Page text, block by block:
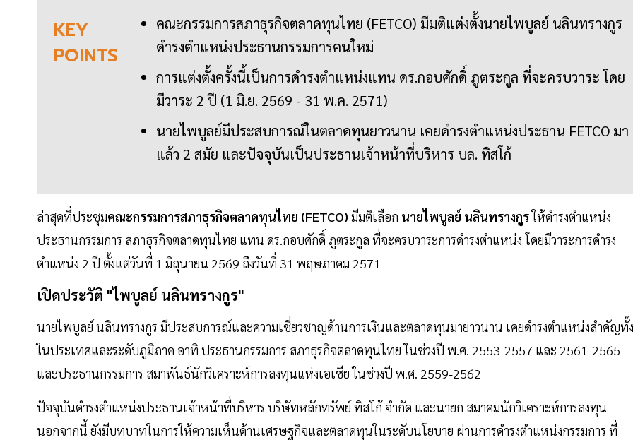
KEY
POINTS
คณะกรรมการสภาธุรกิจตลาดทุนไทย (FETCO) มีมติแต่งตั้งนายไพบูลย์ นลินทรางกูร
ดำรงตำแหน่งประธานกรรมการคนใหม่
การแต่งตั้งครั้งนี้เป็นการดำรงตำแหน่งแทน ดร.กอบศักดิ์ ภูตระกูล ที่จะครบวาระ โดย
มีวาระ 2 ปี (1 มิ.ย. 2569 - 31 พ.ค. 2571)
นายไพบูลย์มีประสบการณ์ในตลาดทุนยาวนาน เคยดำรงตำแหน่งประธาน FETCO มา
แล้ว 2 สมัย และปัจจุบันเป็นประธานเจ้าหน้าที่บริหาร บล. ทิสโก้
ล่าสุดที่ประชุมคณะกรรมการสภาธุรกิจตลาดทุนไทย (FETCO) มีมติเลือก นายไพบูลย์ นลินทรางกูรให้ดำรงตำแหน่ง
ประธานกรรมการ สภาธุรกิจตลาดทุนไทย แทน ดร.กอบศักดิ์ ภูตระกูล ที่จะครบวาระการดำรงตำแหน่ง โดยมีวาระการดำรง
ตำแหน่ง 2 ปี ตั้งแต่วันที่ 1 มิถุนายน 2569 ถึงวันที่ 31 พฤษภาคม 2571
เปิดประวัติ "ไพบูลย์ นลินทรางกูร"
นายไพบูลย์ นลินทรางกูร มีประสบการณ์และความเชี่ยวชาญด้านการเงินและตลาดทุนมายาวนาน เคยดำรงตำแหน่งสำคัญทั้ง
ในประเทศและระดับภูมิภาค อาทิ ประธานกรรมการ สภาธุรกิจตลาดทุนไทย ในช่วงปี พ.ศ. 2553-2557 และ 2561-2565
และประธานกรรมการ สมาพันธ์นักวิเคราะห์การลงทุนแห่งเอเชีย ในช่วงปี พ.ศ. 2559-2562
ปัจจุบันดำรงตำแหน่งประธานเจ้าหน้าที่บริหาร บริษัทหลักทรัพย์ ทิสโก้ จำกัด และนายก สมาคมนักวิเคราะห์การลงทุน
นอกจากนี้ ยังมีบทบาทในการให้ความเห็นด้านเศรษฐกิจและตลาดทุนในระดับนโยบาย ผ่านการดำรงตำแหน่งกรรมการ ที่